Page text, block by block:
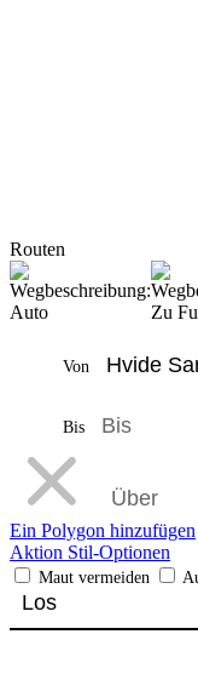
Routen
Von
Bis
Ein Polygon hinzufügen
Aktion Stil-Optionen
Maut vermeiden